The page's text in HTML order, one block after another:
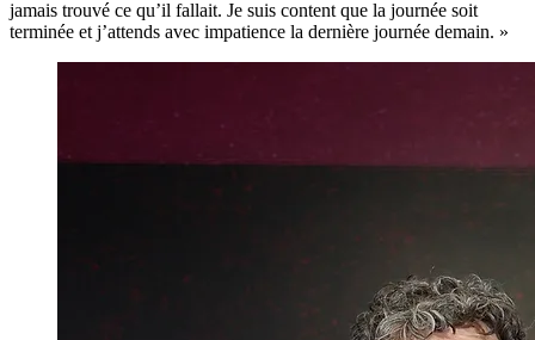
jamais trouvé ce qu’il fallait. Je suis content que la journée soit
terminée et j’attends avec impatience la dernière journée demain. »